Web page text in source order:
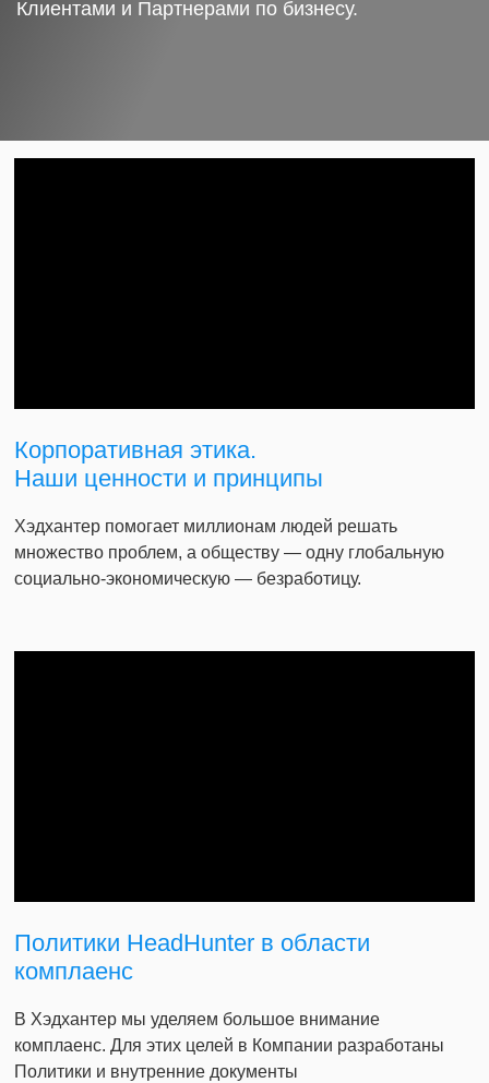
Клиентами и Партнерами по бизнесу.
Корпоративная этика.
Наши ценности и принципы
Хэдхантер помогает миллионам людей решать
множество проблем, а обществу — одну глобальную
социально-экономическую — безработицу.
Политики HeadHunter в области
комплаенс
В Хэдхантер мы уделяем большое внимание
комплаенс. Для этих целей в Компании разработаны
Политики и внутренние документы